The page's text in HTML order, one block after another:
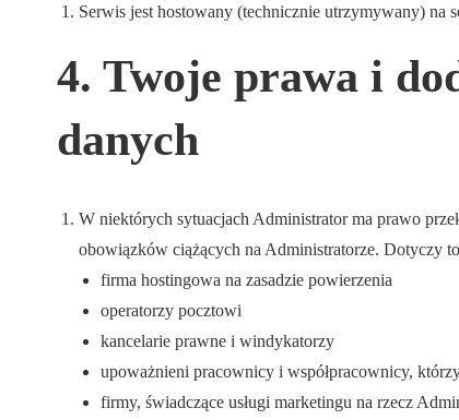
Serwis jest hostowany (technicznie utrzymywany) na
4. Twoje prawa i
danych
W niektórych sytuacjach Administrator ma prawo
obowiązków ciążących na Administratorze. Dotyczy
firma hostingowa na zasadzie powierzenia
operatorzy pocztowi
kancelarie prawne i windykatorzy
upoważnieni pracownicy i współpracownicy,
firmy, świadczące usługi marketingu na rzecz